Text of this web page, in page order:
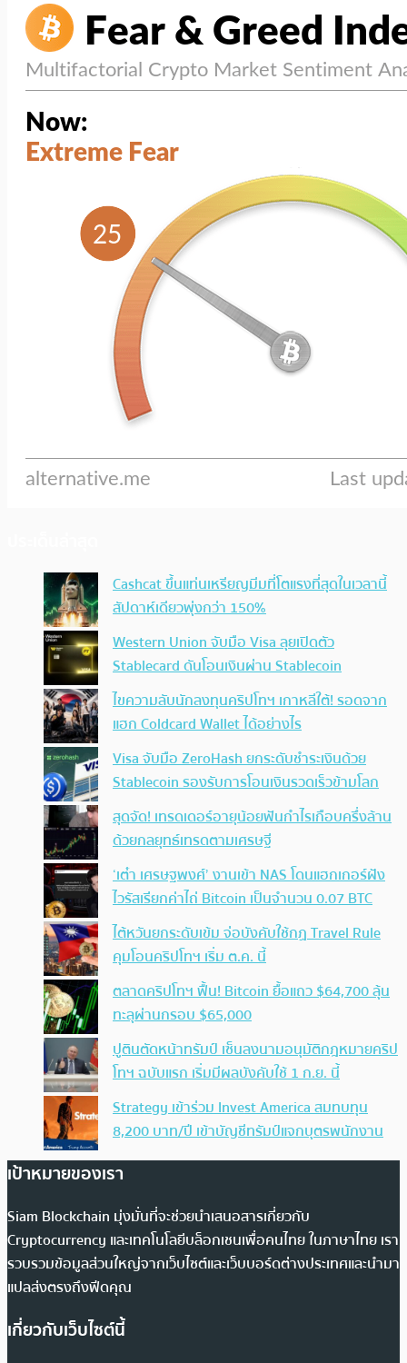
Cashcat ขึ้นแท่นเหรียญมีมที่โตแรงที่สุดในเวลานี้
สัปดาห์เดียวพุ่งกว่า 150%
Western Union จับมือ Visa ลุยเปิดตัว
Stablecard ดันโอนเงินผ่าน Stablecoin
ไขความลับนักลงทุนคริปโทฯ เกาหลีใต้! รอดจาก
แฮก Coldcard Wallet ได้อย่างไร
Visa จับมือ ZeroHash ยกระดับชำระเงินด้วย
Stablecoin รองรับการโอนเงินรวดเร็วข้ามโลก
สุดจัด! เทรดเดอร์อายุน้อยฟันกำไรเกือบครึ่งล้าน
ด้วยกลยุทธ์เทรดตามเศรษฐี
‘เต๋า เศรษฐพงศ์’ งานเข้า NAS โดนแฮกเกอร์ฝัง
ไวรัสเรียกค่าไถ่ Bitcoin เป็นจำนวน 0.07 BTC
ไต้หวันยกระดับเข้ม จ่อบังคับใช้กฏ Travel Rule
คุมโอนคริปโทฯ เริ่ม ต.ค. นี้
ตลาดคริปโทฯ ฟื้น! Bitcoin ยื้อแถว $64,700 ลุ้น
ทะลุผ่านกรอบ $65,000
ปูตินตัดหน้าทรัมป์ เซ็นลงนามอนุมัติกฎหมายคริป
โทฯ ฉบับแรก เริ่มมีผลบังคับใช้ 1 ก.ย. นี้
Strategy เข้าร่วม Invest America สมทบทุน
8,200 บาท/ปี เข้าบัญชีทรัมป์แจกบุตรพนักงาน
เป้าหมายของเรา
Siam Blockchain มุ่งมั่นที่จะช่วยนำเสนอสารเกี่ยวกับ
Cryptocurrency และเทคโนโลยีบล็อกเชนเพื่อคนไทย ในภาษาไทย เรา
รวบรวมข้อมูลส่วนใหญ่จากเว็บไซต์และเว็บบอร์ดต่างประเทศและนำมา
แปลส่งตรงถึงฟีดคุณ
เกี่ยวกับเว็บไซต์นี้